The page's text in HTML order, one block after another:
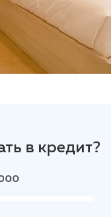
в кредит?